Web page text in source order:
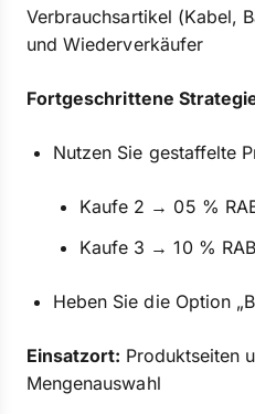
Verbrauchsartikel (Kabel,
und Wiederverkäufer
Fortgeschrittene
Nutzen Sie gestaffelte
Kaufe 2 → 05 %
Kaufe 3 → 10 %
Heben Sie die Option
Einsatzort: Produktseiten
Mengenauswahl